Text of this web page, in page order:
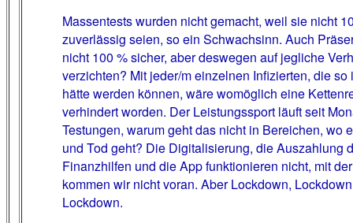
Massentests wurden nicht gemacht, weil sie nicht
zuverlässig seien, so ein Schwachsinn. Auch
nicht 100 % sicher, aber deswegen auf jegliche
verzichten? Mit jeder/m einzelnen Infizierten, die so
hätte werden können, wäre womöglich eine
verhindert worden. Der Leistungssport läuft seit
Testungen, warum geht das nicht in Bereichen, wo
und Tod geht? Die Digitalisierung, die Auszahlung
Finanzhilfen und die App funktionieren nicht, mit
kommen wir nicht voran. Aber Lockdown,
Lockdown.